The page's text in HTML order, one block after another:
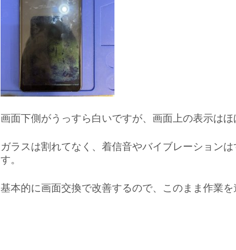
画面下側がうっすら白いですが、画面上の表示はほ
ガラスは割れてなく、着信音やバイブレーションは
す。
基本的に画面交換で改善するので、このまま作業を